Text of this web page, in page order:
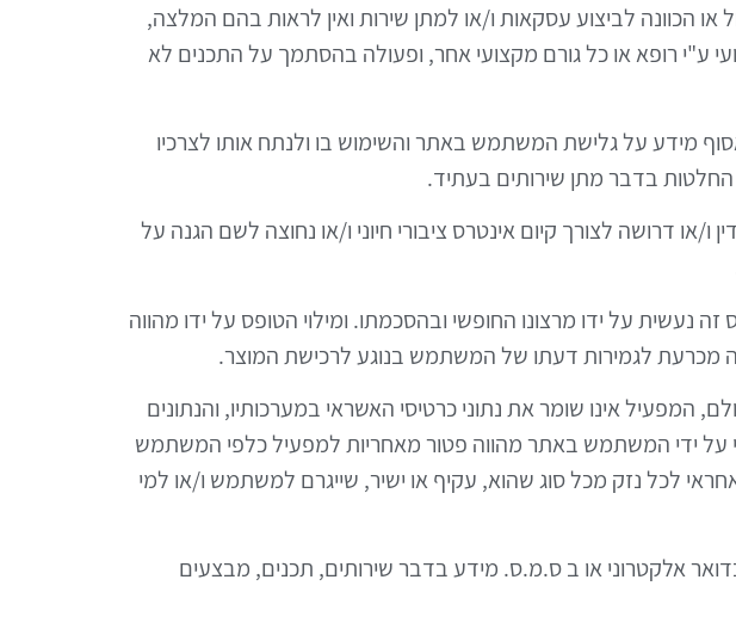
הכוונה לביצוע עסקאות ו/או למתן שירות ואין לראות בהם המלצה,
ע"י רופא או כל גורם מקצועי אחר, ופעולה בהסתמך על התכנים לא
מידע על גלישת המשתמש באתר והשימוש בו ולנתח אותו לצרכיו
בדבר מתן שירותים בעתיד.
דרושה לצורך קיום אינטרס ציבורי חיוני ו/או נחוצה לשם הגנה על
על ידו מרצונו החופשי ובהסכמתו. ומילוי הטופס על ידו מהווה
מכרעת לגמירות דעתו של המשתמש בנוגע לרכישת המוצר.
אינו שומר את נתוני כרטיסי האשראי במערכותיו, והנתונים
על ידי המשתמש באתר מהווה פטור מאחריות למפעיל כלפי המשתמש
לכל נזק מכל סוג שהוא, עקיף או ישיר, שייגרם למשתמש ו/או למי
אלקטרוני או ב ס.מ.ס. מידע בדבר שירותים, תכנים, מבצעים